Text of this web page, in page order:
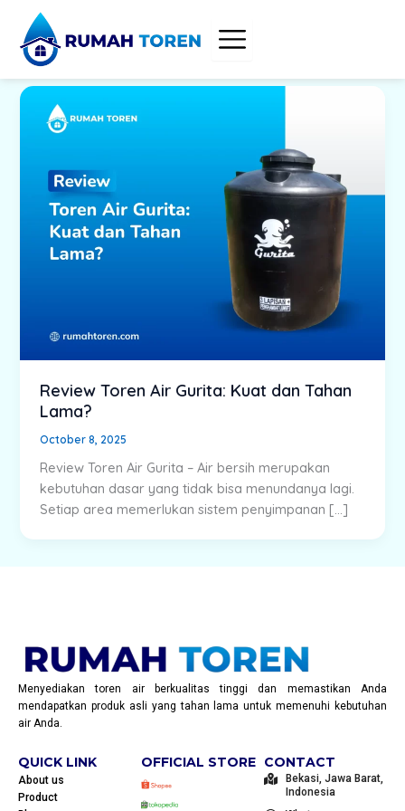
content
Review Toren Air Gurita: Kuat dan Tahan
Lama?
October 8, 2025
Review Toren Air Gurita – Air bersih merupakan
kebutuhan dasar yang tidak bisa menundanya lagi.
Setiap area memerlukan sistem penyimpanan […]
Menyediakan toren air berkualitas tinggi dan memastikan Anda
mendapatkan produk asli yang tahan lama untuk memenuhi kebutuhan
air Anda.
QUICK LINK
About us
Product
OFFICIAL STORE CONTACT
Bekasi, Jawa Barat,
Indonesia